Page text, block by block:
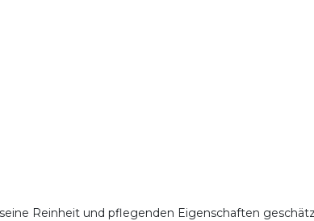
Reinheit und pflegenden Eigenschaften